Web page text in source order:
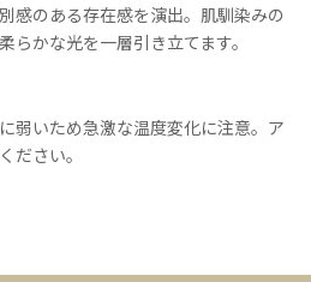
感のある存在感を演出。肌馴染みの
らかな光を一層引き立てます。
弱いため急激な温度変化に注意。ア
ださい。